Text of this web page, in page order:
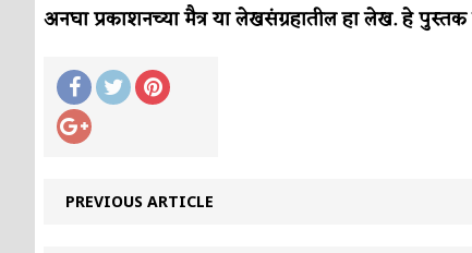
अनघा प्रकाशनच्या मैत्र या लेखसंग्रहातील हा लेख. हे पुस्तक
PREVIOUS ARTICLE